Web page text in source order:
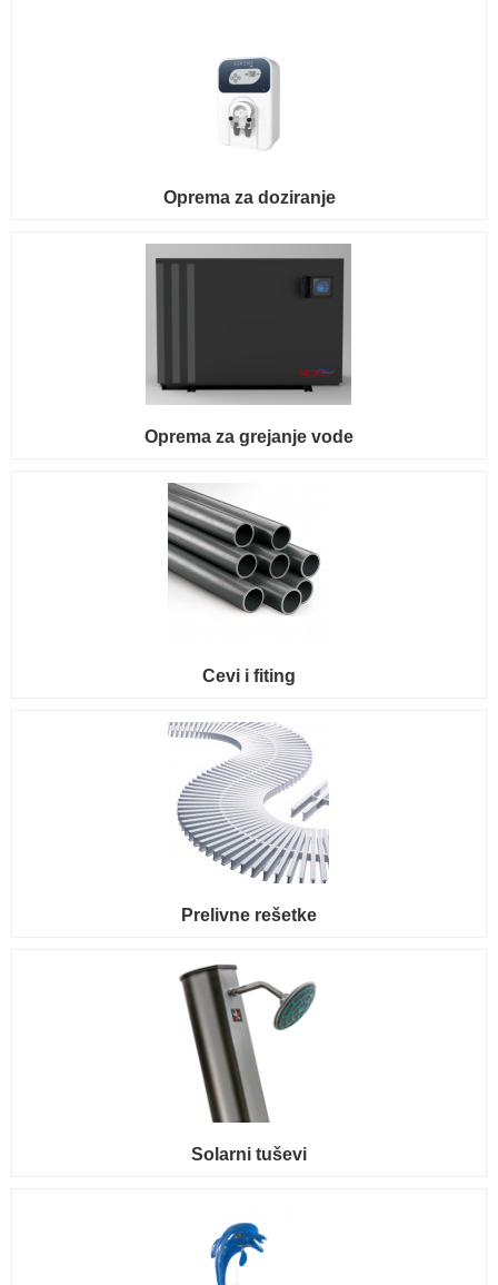
Oprema za doziranje
Oprema za grejanje vode
Cevi i fiting
Prelivne rešetke
Solarni tuševi